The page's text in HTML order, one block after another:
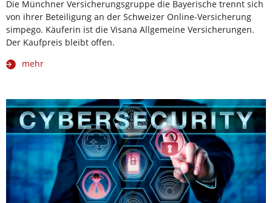
Die Münchner Versicherungsgruppe die Bayerische trennt sich
von ihrer Beteiligung an der Schweizer Online-Versicherung
simpego. Käuferin ist die Visana Allgemeine Versicherungen.
Der Kaufpreis bleibt offen.
mehr